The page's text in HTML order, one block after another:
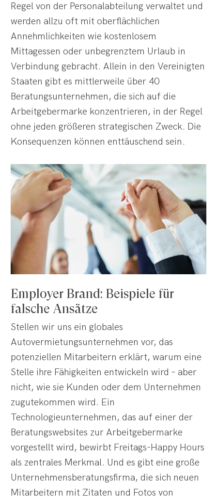
Regel von der Personalabteilung verwaltet und
werden allzu oft mit oberflächlichen
Annehmlichkeiten wie kostenlosem
Mittagessen oder unbegrenztem Urlaub in
Verbindung gebracht. Allein in den Vereinigten
Staaten gibt es mittlerweile über 40
Beratungsunternehmen, die sich auf die
Arbeitgebermarke konzentrieren, in der Regel
ohne jeden größeren strategischen Zweck. Die
Konsequenzen können enttäuschend sein.
Employer Brand: Beispiele für
falsche Ansätze
Stellen wir uns ein globales
Autovermietungsunternehmen vor, das
potenziellen Mitarbeitern erklärt, warum eine
Stelle ihre Fähigkeiten entwickeln wird – aber
nicht, wie sie Kunden oder dem Unternehmen
zugutekommen wird. Ein
Technologieunternehmen, das auf einer der
Beratungswebsites zur Arbeitgebermarke
vorgestellt wird, bewirbt Freitags-Happy Hours
als zentrales Merkmal. Und es gibt eine große
Unternehmensberatungsfirma, die sich neuen
Mitarbeitern mit Zitaten und Fotos von